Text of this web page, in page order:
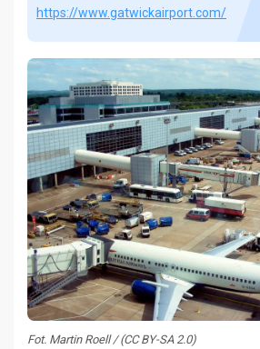
https://www.gatwickairport.com/
Fot. Martin Roell / (CC BY-SA 2.0)